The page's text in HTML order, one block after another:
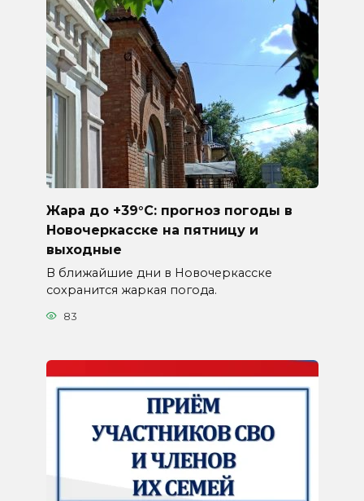
Жара до +39°C: прогноз погоды в
Новочеркасске на пятницу и
выходные
В ближайшие дни в Новочеркасске
сохранится жаркая погода.
83